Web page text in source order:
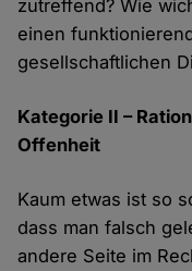
zutreffend? Wie
einen
gesellschaftlichen
Kategorie II –
Offenheit
Kaum etwas ist so
dass man falsch
andere Seite im